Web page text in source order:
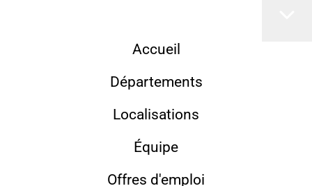
Accueil
Départements
Localisations
Équipe
Offres d'emploi